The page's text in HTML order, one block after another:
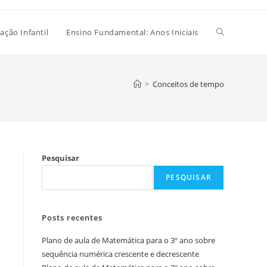
Infantil Ensino Fundamental: Anos Iniciais Alternar
site
> Conceitos de tempo
Pesquisar
PESQUISAR
Posts recentes
Plano de aula de Matemática para o 3º ano sobre
sequência numérica crescente e decrescente